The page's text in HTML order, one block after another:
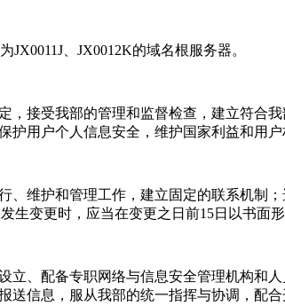
、JX0012K的域名根服务器。
，接受我部的管理和监督检查，建立符合
用户个人信息安全，维护国家利益和用户
、维护和管理工作，建立固定的联系机制
变更时，应当在变更之日前15日以书面形
立、配备专职网络与信息安全管理机构和
信息，服从我部的统一指挥与协调，配合